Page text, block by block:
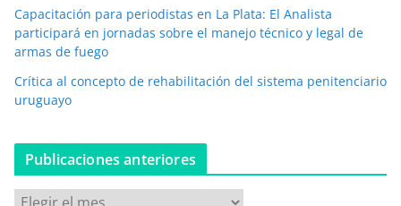
c
Capacitación para periodistas en La Plata: El Analista
participará en jornadas sobre el manejo técnico y legal de
armas de fuego
Crítica al concepto de rehabilitación del sistema penitenciario
uruguayo
Publicaciones anteriores